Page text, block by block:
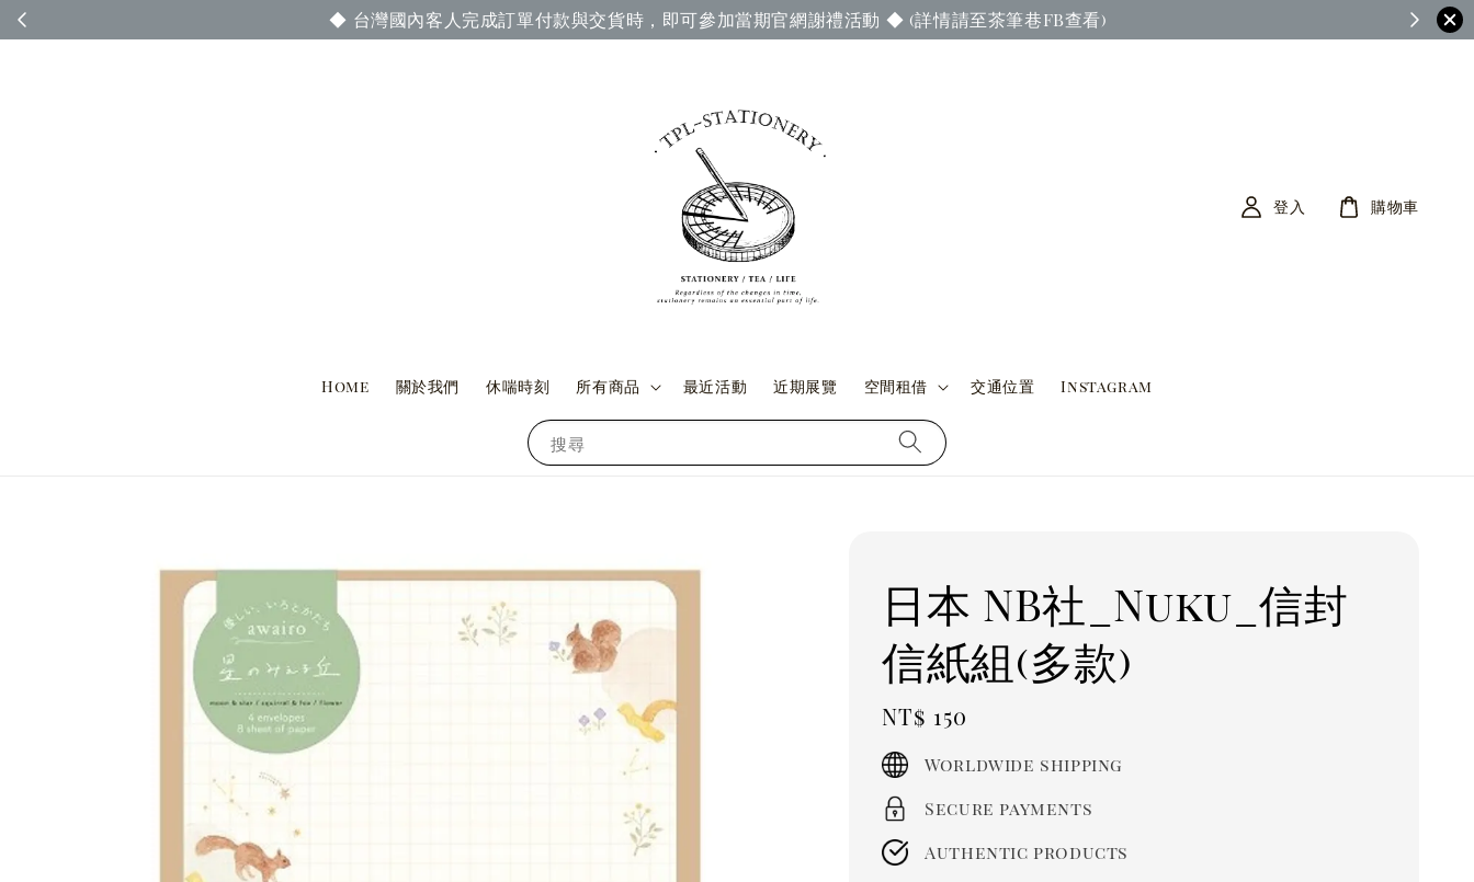
◆ 台灣國內客人完成訂單付款與交貨時，即可參加當期官網謝禮活動 ◆ (詳情請至茶筆巷FB查看)
搜尋
Home 關於我們 休喘時刻 所有商品 最近活動 近期展覽 空間租借 交通位置 Instagram
登入 購物車
日本 NB社_Nuku_信封
信紙組(多款)
Regular
price
NT$ 150
Worldwide shipping
Secure payments
Authentic products